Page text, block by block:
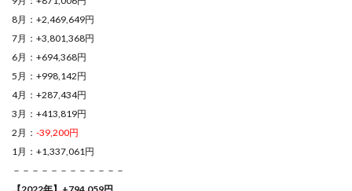
8月：+2,469,649円
7月：+3,801,368円
6月：+694,368円
5月：+998,142円
4月：+287,434円
3月：+413,819円
2月： -39,200円
1月：+1,337,061円
－－－－－－－－－－－－